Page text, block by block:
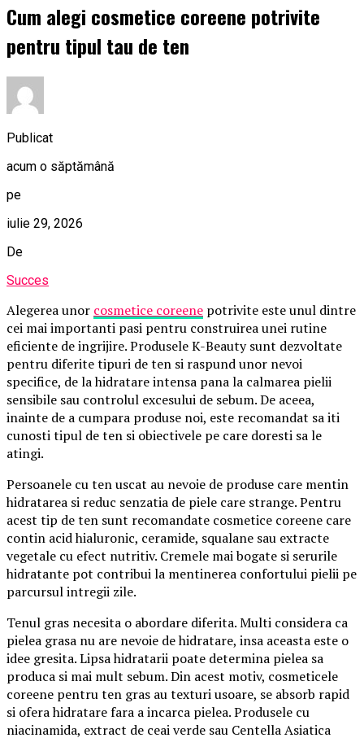
Cum alegi cosmetice coreene potrivite
pentru tipul tau de ten
Publicat
acum o săptămână
pe
iulie 29, 2026
De
Succes
Alegerea unor cosmetice coreene potrivite este unul dintre
cei mai importanti pasi pentru construirea unei rutine
eficiente de ingrijire. Produsele K-Beauty sunt dezvoltate
pentru diferite tipuri de ten si raspund unor nevoi
specifice, de la hidratare intensa pana la calmarea pielii
sensibile sau controlul excesului de sebum. De aceea,
inainte de a cumpara produse noi, este recomandat sa iti
cunosti tipul de ten si obiectivele pe care doresti sa le
atingi.
Persoanele cu ten uscat au nevoie de produse care mentin
hidratarea si reduc senzatia de piele care strange. Pentru
acest tip de ten sunt recomandate cosmetice coreene care
contin acid hialuronic, ceramide, squalane sau extracte
vegetale cu efect nutritiv. Cremele mai bogate si serurile
hidratante pot contribui la mentinerea confortului pielii pe
parcursul intregii zile.
Tenul gras necesita o abordare diferita. Multi considera ca
pielea grasa nu are nevoie de hidratare, insa aceasta este o
idee gresita. Lipsa hidratarii poate determina pielea sa
produca si mai mult sebum. Din acest motiv, cosmeticele
coreene pentru ten gras au texturi usoare, se absorb rapid
si ofera hidratare fara a incarca pielea. Produsele cu
niacinamida, extract de ceai verde sau Centella Asiatica